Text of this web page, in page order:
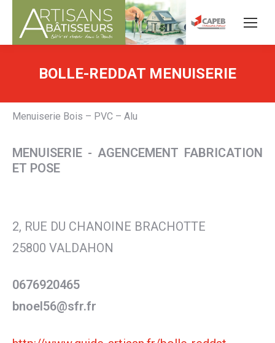
BOLLE-REDDAT MENUISERIE
Menuiserie Bois – PVC – Alu
MENUISERIE - AGENCEMENT FABRICATION
ET POSE
2, RUE DU CHANOINE BRACHOTTE
25800 VALDAHON
0676920465
bnoel56@sfr.fr